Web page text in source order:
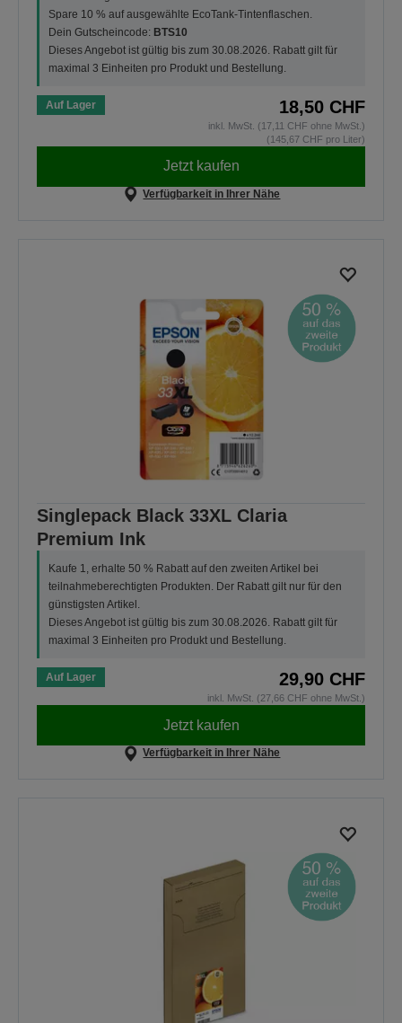
Spare 10 % auf ausgewählte EcoTank-Tintenflaschen.
Dein Gutscheincode: BTS10
Dieses Angebot ist gültig bis zum 30.08.2026. Rabatt gilt für
maximal 3 Einheiten pro Produkt und Bestellung.
Auf Lager 18,50 CHF
inkl. MwSt. (17,11 CHF ohne MwSt.)
(145,67 CHF pro Liter)
Jetzt kaufen
Verfügbarkeit in Ihrer Nähe
Singlepack Black 33XL Claria
Premium Ink
Kaufe 1, erhalte 50 % Rabatt auf den zweiten Artikel bei
teilnahmeberechtigten Produkten. Der Rabatt gilt nur für den
günstigsten Artikel.
Dieses Angebot ist gültig bis zum 30.08.2026. Rabatt gilt für
maximal 3 Einheiten pro Produkt und Bestellung.
Auf Lager 29,90 CHF
inkl. MwSt. (27,66 CHF ohne MwSt.)
Jetzt kaufen
Verfügbarkeit in Ihrer Nähe